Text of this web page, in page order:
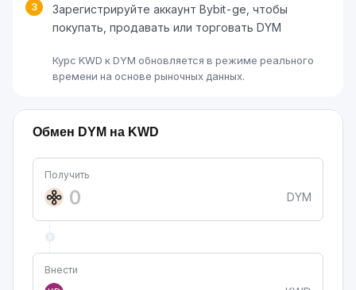
3
Зарегистрируйте аккаунт Bybit-ge, чтобы
покупать, продавать или торговать DYM
Курс KWD к DYM обновляется в режиме реального
времени на основе рыночных данных.
Обмен DYM на KWD
Получить
DYM
Внести